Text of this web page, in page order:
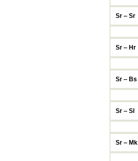
Sr ‒ Sr
Sr ‒ Hr
Sr ‒ Bs
Sr ‒ Sl
Sr ‒ Mk